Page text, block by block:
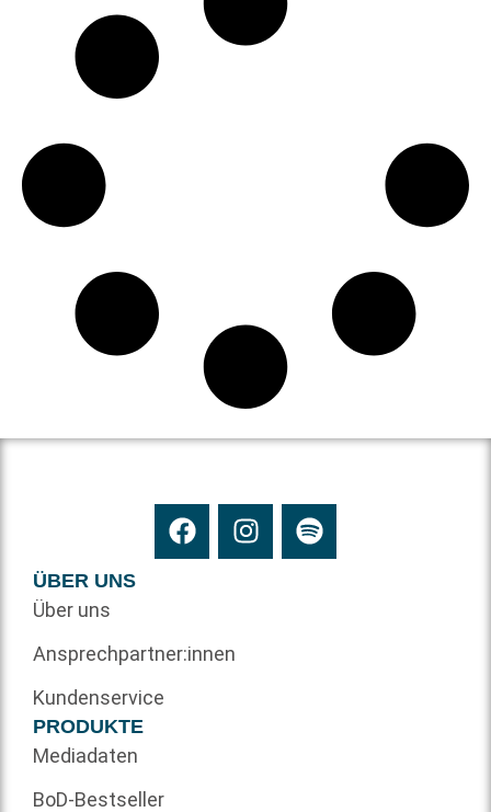
ÜBER UNS
Über uns
Ansprechpartner:innen
Kundenservice
PRODUKTE
Mediadaten
BoD-Bestseller